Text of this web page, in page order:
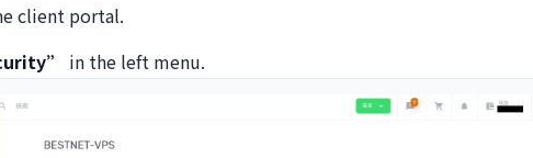
client portal.
in the left menu.